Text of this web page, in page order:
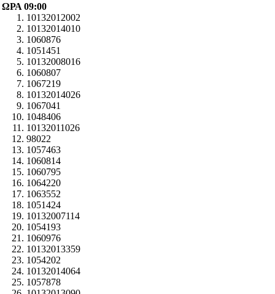
ΩΡΑ 09:00
10132012002
10132014010
1060876
1051451
10132008016
1060807
1067219
10132014026
1067041
1048406
10132011026
98022
1057463
1060814
1060795
1064220
1063552
1051424
10132007114
1054193
1060976
10132013359
1054202
10132014064
1057878